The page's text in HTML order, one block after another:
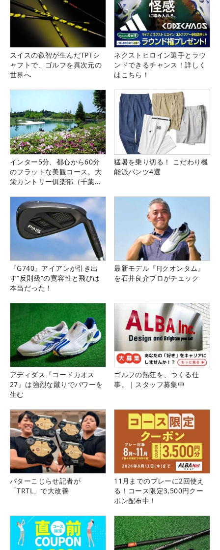
スイスの叡智が生んだTPTシ
ャフトで、ゴルフを異次元の
世界へ
ネクストヒロイン選手とラウ
ンドできるチャンス！詳しく
はこちら！
インター5分、都心から60分
のフラットな美観コース。大
栄カントリー俱楽部（千葉
猛暑を乗り切る！ こだわり機
能派パンツ4選
『G740』アイアンが引き出
す“反則級”の寛容性と飛びは
本当だった！
最新モデル『FJクオンタム』
を石井良介プロがチェック
アディダス『コードカオス
27』は強烈な蹴りでパワーを
生む
ゴルフの熱狂を、つくる仕
事。｜スタッフ募集中
パターこじらせ記者が
「TRTL」で大改善
11月までのプレーに2回使え
る！コース限定3,500円クー
ポン配布中！